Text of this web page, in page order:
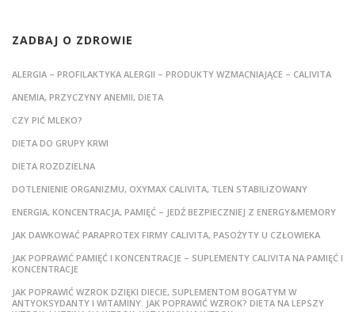
ZADBAJ O ZDROWIE
ALERGIA – PROFILAKTYKA ALERGII – PRODUKTY WZMACNIAJĄCE – CALIVITA
ANEMIA, PRZYCZYNY ANEMII, DIETA
CZY PIĆ MLEKO?
DIETA DO GRUPY KRWI
DIETA ROZDZIELNA
DOTLENIENIE ORGANIZMU, OXYMAX CALIVITA, TLEN STABILIZOWANY
ENERGIA, KONCENTRACJA, PAMIĘĆ – JEDŹ BEZPIECZNIEJ Z ENERGY&MEMORY
JAK DAWKOWAĆ PARAPROTEX FIRMY CALIVITA, PASOŻYTY U CZŁOWIEKA
JAK POPRAWIĆ PAMIĘĆ I KONCENTRACJE – SUPLEMENTY CALIVITA NA PAMIĘĆ I
KONCENTRACJE
JAK POPRAWIĆ WZROK DZIĘKI DIECIE, SUPLEMENTOM BOGATYM W
ANTYOKSYDANTY I WITAMINY. JAK POPRAWIĆ WZROK? DIETA NA LEPSZY